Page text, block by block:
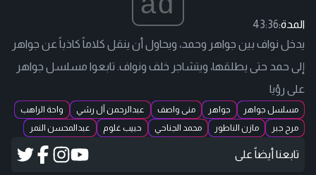
المدة:43:36
يدخل نواف بين جواهر وحمد، ويحاول أن ينقل كلاماً كاذباً عن جواهر
إلى حمد حتى يطلقها، ويتشاجر خلف ونواف. تابعوا مسلسل جواهر
على رؤيا
مسلسل جواهر جواهر منى واصف عبدالرحمن آل رشي
واحة الراهب
مرح جبر
مازن الناطور محمد الجناحي حبيب غلوم عبدالمحسن النمر
تابعنا أيضاً على